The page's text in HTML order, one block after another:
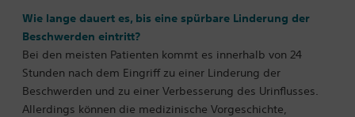
Wie lange dauert es, bis eine spürbare Linderung der
Beschwerden eintritt?
Bei den meisten Patienten kommt es innerhalb von 24
Stunden nach dem Eingriff zu einer Linderung der
Beschwerden und zu einer Verbesserung des Urinflusses.
Allerdings können die medizinische Vorgeschichte,